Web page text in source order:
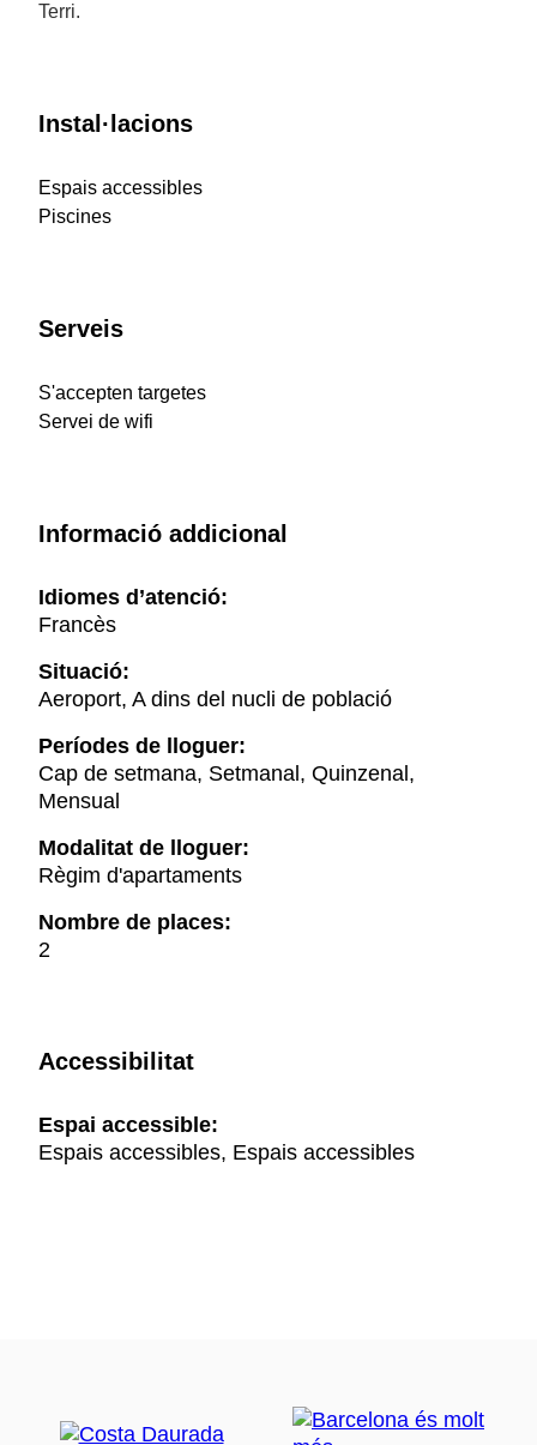
Terri.
Instal·lacions
Espais accessibles
Piscines
Serveis
S'accepten targetes
Servei de wifi
Informació addicional
Idiomes d’atenció:
Francès
Situació:
Aeroport, A dins del nucli de població
Períodes de lloguer:
Cap de setmana, Setmanal, Quinzenal,
Mensual
Modalitat de lloguer:
Règim d'apartaments
Nombre de places:
2
Accessibilitat
Espai accessible:
Espais accessibles, Espais accessibles